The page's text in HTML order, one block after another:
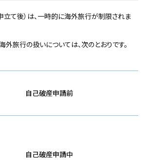
立て後）は、一時的に海外旅行が制限されま
旅行の扱いについては、次のとおりです。
自己破産申請前
自己破産申請中